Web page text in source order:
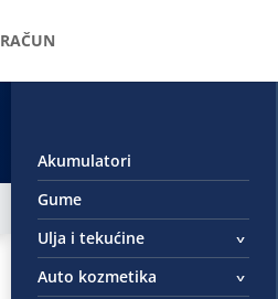
Akumulatori
Gume
Ulja i tekućine
Auto kozmetika